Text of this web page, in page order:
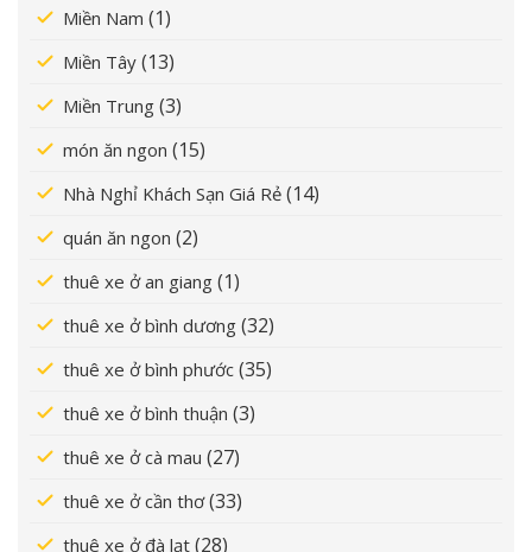
Miền Nam (1)
Miền Tây (13)
Miền Trung (3)
món ăn ngon (15)
Nhà Nghỉ Khách Sạn Giá Rẻ (14)
quán ăn ngon (2)
thuê xe ở an giang (1)
thuê xe ở bình dương (32)
thuê xe ở bình phước (35)
thuê xe ở bình thuận (3)
thuê xe ở cà mau (27)
thuê xe ở cần thơ(33)
thuê xe ở đà lạt (28)